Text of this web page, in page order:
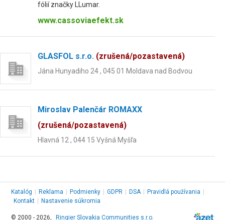
fólií značky LLumar.
www.cassoviaefekt.sk
GLASFOL s.r.o. (zrušená/pozastavená)
Jána Hunyadiho 24 , 045 01 Moldava nad Bodvou
Miroslav Palenčár ROMAXX
(zrušená/pozastavená)
Hlavná 12 , 044 15 Vyšná Myšľa
Katalóg Reklama Podmienky GDPR DSA Pravidlá používania
Kontakt
Nastavenie súkromia
© 2000 - 2026, Ringier Slovakia Communities s.r.o.